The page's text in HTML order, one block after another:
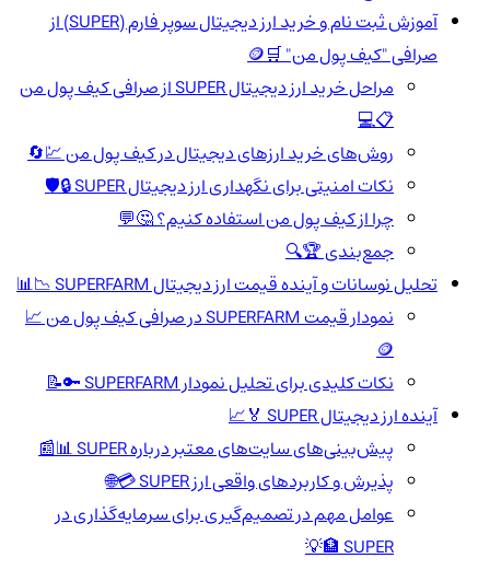
آموزش ثبت نام و خرید ارز دیجیتال سوپر فارم (SUPER) از
صرافی "کیف پول من" 🛒🪙
مراحل خرید ارز دیجیتال SUPER از صرافی کیف پول من
📋💻
روش‌های خرید ارزهای دیجیتال در کیف پول من 💹🔄
نکات امنیتی برای نگهداری ارز دیجیتال SUPER 🔒🛡️
چرا از کیف پول من استفاده کنیم؟ 🤔💬
جمع‌بندی 🏆🔍
تحلیل نوسانات و آینده قیمت ارز دیجیتال SUPERFARM 📉📊
نمودار قیمت SUPERFARM در صرافی کیف پول من 📈
🪙
نکات کلیدی برای تحلیل نمودار SUPERFARM 🔑📝
آینده ارز دیجیتال SUPER 🏅📈
پیش‌بینی‌های سایت‌های معتبر درباره SUPER 📊📰
پذیرش و کاربردهای واقعی ارز SUPER 💳🌐
عوامل مهم در تصمیم‌گیری برای سرمایه‌گذاری در
SUPER 🏦💡